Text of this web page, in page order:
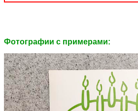
Фотографии c примерами: